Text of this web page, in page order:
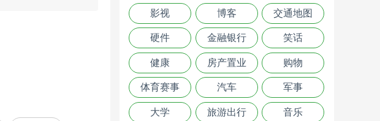
影视 博客 交通地图
硬件 金融银行 笑话
健康 房产置业 购物
体育赛事 汽车 军事
大学 旅游出行 音乐